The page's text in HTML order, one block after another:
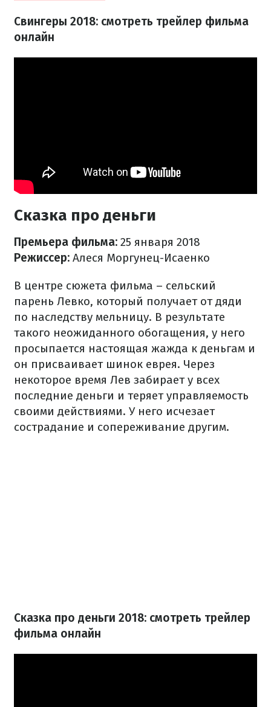
Свингеры 2018: смотреть трейлер фильма
онлайн
Сказка про деньги
Премьера фильма: 25 января 2018
Режиссер: Алеся Моргунец-Исаенко
В центре сюжета фильма – сельский
парень Левко, который получает от дяди
по наследству мельницу. В результате
такого неожиданного обогащения, у него
просыпается настоящая жажда к деньгам и
он присваивает шинок еврея. Через
некоторое время Лев забирает у всех
последние деньги и теряет управляемость
своими действиями. У него исчезает
сострадание и сопереживание другим.
Сказка про деньги 2018: смотреть трейлер
фильма онлайн